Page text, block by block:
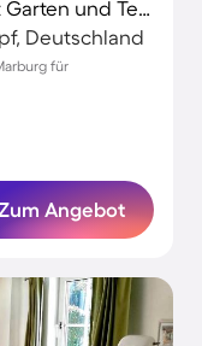
Charmante Ferienwohnung mit Garten und Terrasse
Deutschland
für
Angebot